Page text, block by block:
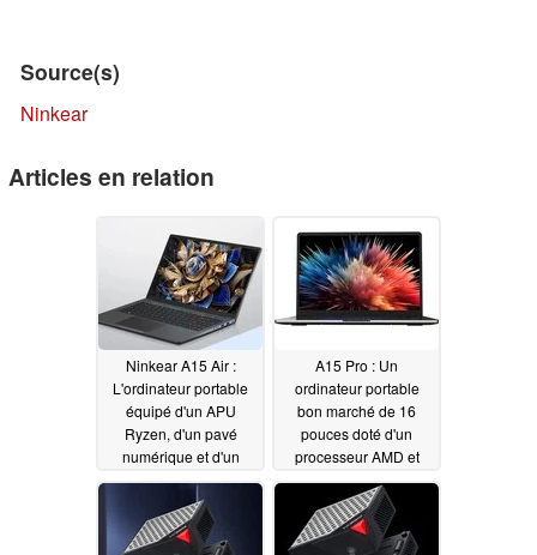
Source(s)
Ninkear
Articles en relation
Ninkear A15 Air :
L'ordinateur portable
équipé d'un APU
Ryzen, d'un pavé
numérique et d'un
capteur d'empreintes
digitales est désormais
disponible avec un
APU différent 10/02/2025
A15 Pro : Un
ordinateur portable
bon marché de 16
pouces doté d'un
processeur AMD et
d'un écran QHD 120
Hz06/04/2025